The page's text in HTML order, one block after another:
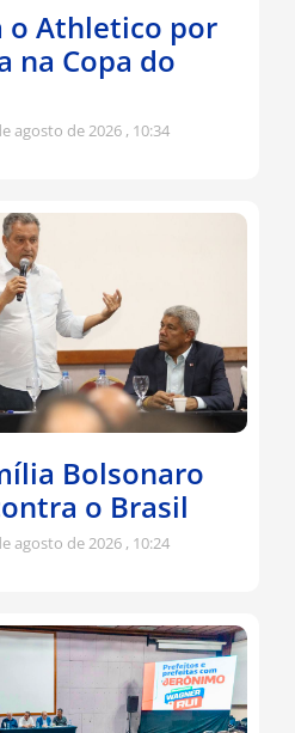
o Athletico por
na Copa do
agosto de 2026 10:34
Bolsonaro
o Brasil
agosto de 2026 10:24